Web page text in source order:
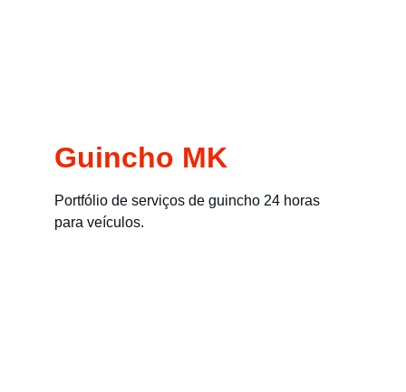
Guincho MK
Portfólio de serviços de guincho 24 horas
para veículos.